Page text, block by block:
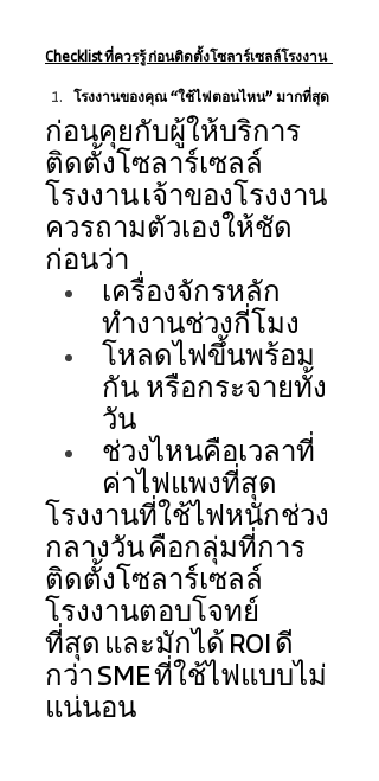
Checklist ที่ควรรู้ ก่อนติดตั้งโซลาร์เซลล์โรงงาน
โรงงานของคุณ “ใช้ไฟตอนไหน” มากที่สุด
ก่อนคุยกับผู้ให้บริการ
ติดตั้งโซลาร์เซลล์
โรงงาน เจ้าของโรงงาน
ควรถามตัวเองให้ชัด
ก่อนว่า
เครื่องจักรหลัก
ทำงานช่วงกี่โมง
โหลดไฟขึ้นพร้อม
กัน หรือกระจายทั้ง
วัน
ช่วงไหนคือเวลาที่
ค่าไฟแพงที่สุด
โรงงานที่ใช้ไฟหนักช่วง
กลางวัน คือกลุ่มที่การ
ติดตั้งโซลาร์เซลล์
โรงงานตอบโจทย์
ที่สุด และมักได้ ROI ดี
กว่า SME ที่ใช้ไฟแบบไม่
แน่นอน